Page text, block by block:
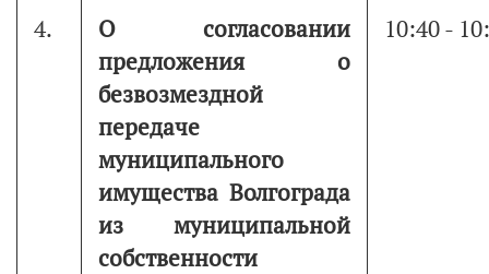
4.
О согласовании
предложения о
безвозмездной
передаче
муниципального
имущества Волгограда
из муниципальной
собственности
10:40 -